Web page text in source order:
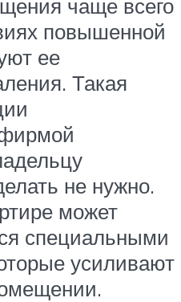
чаще всего
повышенной
ее
Такая
не нужно.
может
специальными
усиливают